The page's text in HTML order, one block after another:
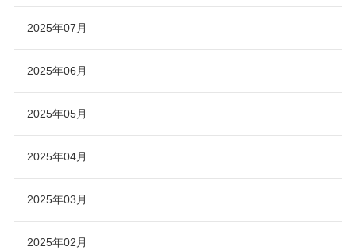
2025年07月
2025年06月
2025年05月
2025年04月
2025年03月
2025年02月